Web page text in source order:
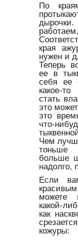
По
края
нужен и
Теперь
ее в
себя ее
какое-
стать
это
это
что-
Чем
тоньше
больше
надолго,
Если
можете
какой-
как
кожуры: